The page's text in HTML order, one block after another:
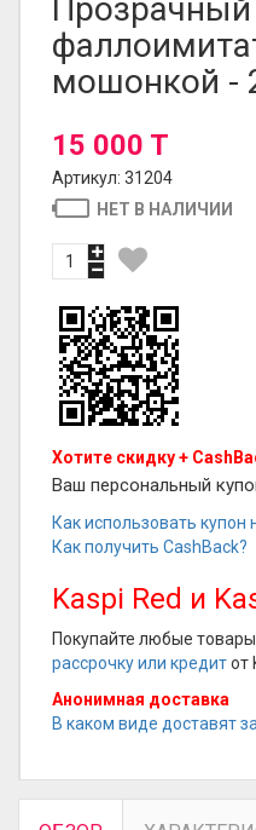
Прозрачный
мошонкой -
15 000 T
Артикул: 31204
НЕТ В НАЛИЧИИ
Хотите скидку +
Ваш персональный
Как использовать купон
Как получить CashBack?
Kaspi Red и
Покупайте любые
рассрочку или кредитот
Анонимная доставка
В каком виде доставят